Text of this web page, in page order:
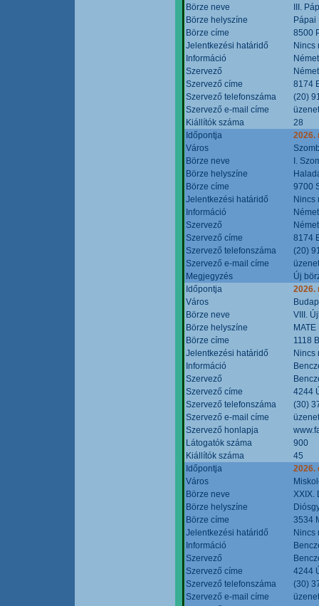
Börze neve
III.
Börze helyszíne
Pápai
Börze címe
8500
Jelentkezési határidő
Nincs
Információ
Szervező
Szervező címe
8174
Szervező telefonszáma
(20)
Szervező e-mail címe
Kiállítók száma
28
Időpontja
2026.
Város
Börze neve
I.
Börze helyszíne
Börze címe
9700
Jelentkezési határidő
Nincs
Információ
Szervező
Szervező címe
8174
Szervező telefonszáma
(20)
Szervező e-mail címe
Megjegyzés
Új
Időpontja
2026.
Város
Börze neve
VIII.
Börze helyszíne
Börze címe
1118
Jelentkezési határidő
Nincs
Információ
Szervező
Szervező címe
4244
Szervező telefonszáma
(30)
Szervező e-mail címe
Szervező honlapja
Látogatók száma
900
Kiállítók száma
45
Időpontja
2026.
Város
Börze neve
XXIX.
Börze helyszíne
Börze címe
3534
Jelentkezési határidő
Nincs
Információ
Szervező
Szervező címe
4244
Szervező telefonszáma
(30)
Szervező e-mail címe